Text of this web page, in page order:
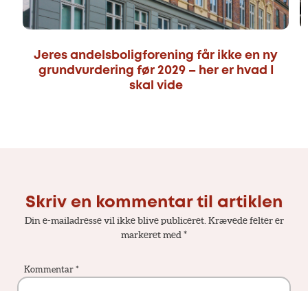
Jeres andelsboligforening får ikke en ny
grundvurdering før 2029 – her er hvad I
skal vide
Skriv en kommentar til artiklen
Din e-mailadresse vil ikke blive publiceret. Krævede felter er
markeret med *
Kommentar *